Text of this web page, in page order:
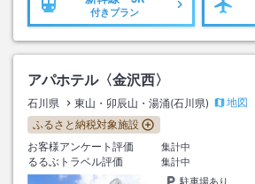
付きプラン
アパホテル〈金沢西〉
石川県 東山・卯辰山・湯涌(石川県)
地図
ふるさと納税対象施設
お客様アンケート評価
集計中
るるぶトラベル評価
集計中
駐車場あり